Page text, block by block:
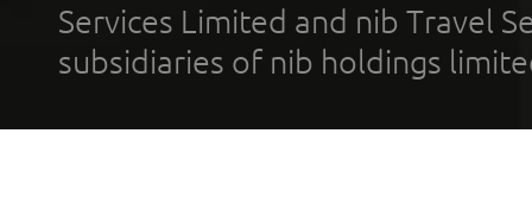
Services Limited and nib Travel
subsidiaries of nib holdings